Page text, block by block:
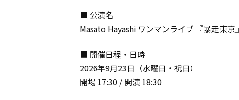
■ 公演名
Masato Hayashi ワンマンライブ 『暴走東京』
■ 開催日程・日時
2026年9月23日（水曜日・祝日）
開場 17:30 / 開演 18:30